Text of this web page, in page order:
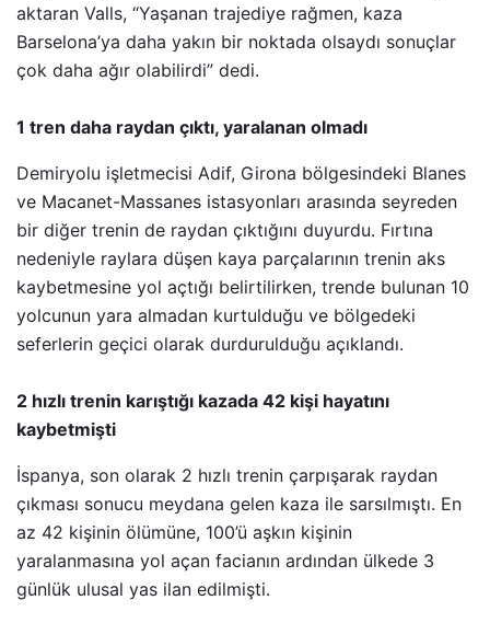
aktaran Valls, “Yaşanan trajediye rağmen, kaza
Barselona’ya daha yakın bir noktada olsaydı sonuçlar
çok daha ağır olabilirdi” dedi.
1 tren daha raydan çıktı, yaralanan olmadı
Demiryolu işletmecisi Adif, Girona bölgesindeki Blanes
ve Macanet-Massanes istasyonları arasında seyreden
bir diğer trenin de raydan çıktığını duyurdu. Fırtına
nedeniyle raylara düşen kaya parçalarının trenin aks
kaybetmesine yol açtığı belirtilirken, trende bulunan 10
yolcunun yara almadan kurtulduğu ve bölgedeki
seferlerin geçici olarak durdurulduğu açıklandı.
2 hızlı trenin karıştığı kazada 42 kişi hayatını
kaybetmişti
İspanya, son olarak 2 hızlı trenin çarpışarak raydan
çıkması sonucu meydana gelen kaza ile sarsılmıştı. En
az 42 kişinin ölümüne, 100’ü aşkın kişinin
yaralanmasına yol açan facianın ardından ülkede 3
günlük ulusal yas ilan edilmişti.